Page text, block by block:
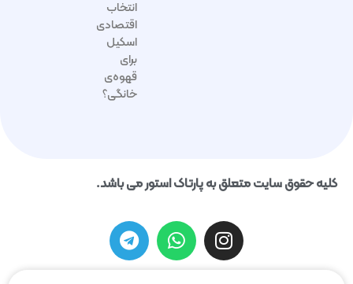
انتخاب
اقتصادی
اسکیل
برای
قهوه‌ی
خانگی؟
کلیه حقوق سایت متعلق به پارتاک استور می باشد.